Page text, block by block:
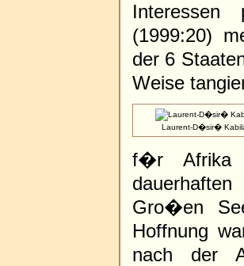
Interessen
(1999:20)
der 6
Weise
Laurent-D�sir�
f�r Afrika
Gro�en
Hoffnung
nach der